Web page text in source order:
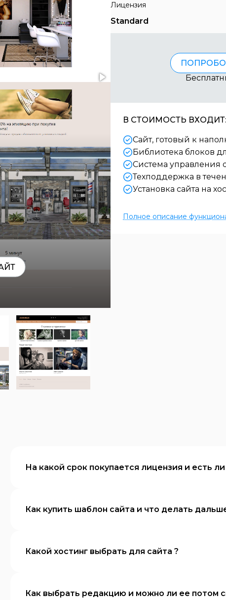
Лицензия
Standard
В СТОИМОСТЬ ВХОДИТ:
Сайт, готовый к
Библиотека блоков
Система управления
Техподдержка в
Установка сайта на
Полное описание
На какой срок покупается лицензия и есть
Как купить шаблон сайта и что делать
Какой хостинг выбрать для сайта ?
Как выбрать редакцию и можно ли ее потом